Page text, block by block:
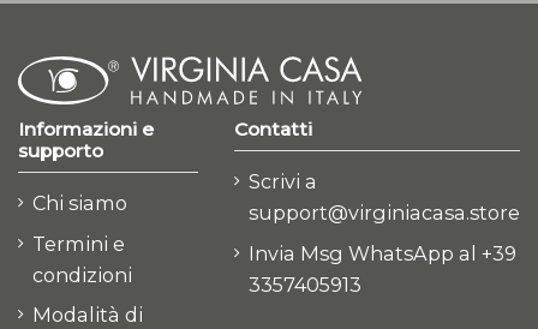
Informazioni e
supporto
Chi siamo
Termini e
condizioni
Modalità di
Contatti
Scrivi a
support@virginiacasa.store
Invia Msg WhatsApp al +39
3357405913